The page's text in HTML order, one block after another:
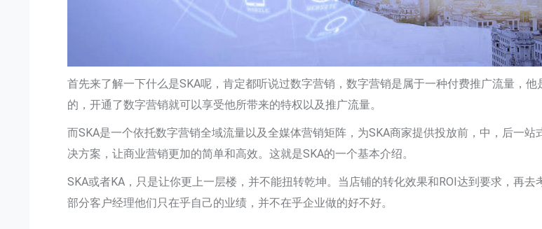
首先来了解一下什么是SKA呢，肯定都听说过数字营销，数字营销是属于一种付费推广流量，他
的，开通了数字营销就可以享受他所带来的特权以及推广流量。
而SKA是一个依托数字营销全域流量以及全媒体营销矩阵，为SKA商家提供投放前，中，后一站
决方案，让商业营销更加的简单和高效。这就是SKA的一个基本介绍。
SKA或者KA，只是让你更上一层楼，并不能扭转乾坤。当店铺的转化效果和ROI达到要求，再去
部分客户经理他们只在乎自己的业绩，并不在乎企业做的好不好。